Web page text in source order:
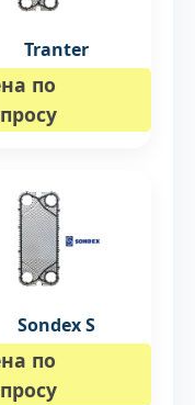
Tranter
по
Sondex S
по